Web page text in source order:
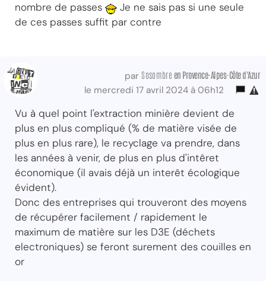
nombre de passes
Je ne sais pas si une seule
de ces passes suffit par contre
parSosombre en Provence-Alpes-Côte d'Azur
le mercredi 17 avril 2024 à 06h12
Vu à quel point l'extraction minière devient de
plus en plus compliqué (% de matière visée de
plus en plus rare), le recyclage va prendre, dans
les années à venir, de plus en plus d'intêret
économique (il avais déjà un interêt écologique
évident).
Donc des entreprises qui trouveront des moyens
de récupérer facilement / rapidement le
maximum de matière sur les D3E (déchets
electroniques) se feront surement des couilles en
or